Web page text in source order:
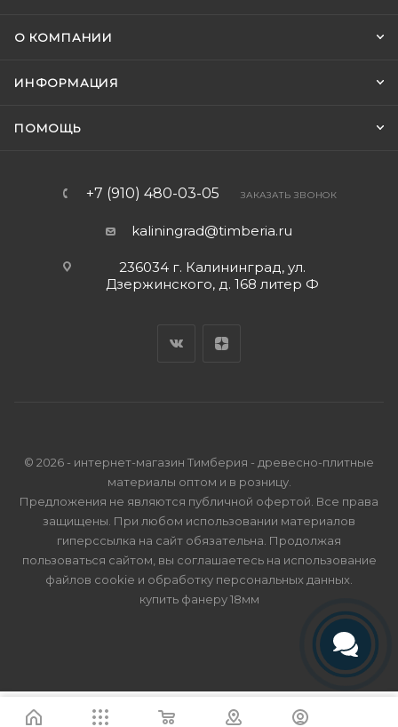
О КОМПАНИИ
ИНФОРМАЦИЯ
ПОМОЩЬ
+7 (910) 480-03-05 ЗАКАЗАТЬ ЗВОНОК
kaliningrad@timberia.ru
236034 г. Калининград, ул.
Дзержинского, д. 168 литер Ф
© 2026 - интернет-магазин Тимберия - древесно-плитные
материалы оптом и в розницу.
Предложения не являются публичной офертой. Все права
защищены. При любом использовании материалов
гиперссылка на сайт обязательна. Продолжая
пользоваться сайтом, вы соглашаетесь на использование
файлов cookie и обработку персональных данных
купить фанеру 18мм
Telegram